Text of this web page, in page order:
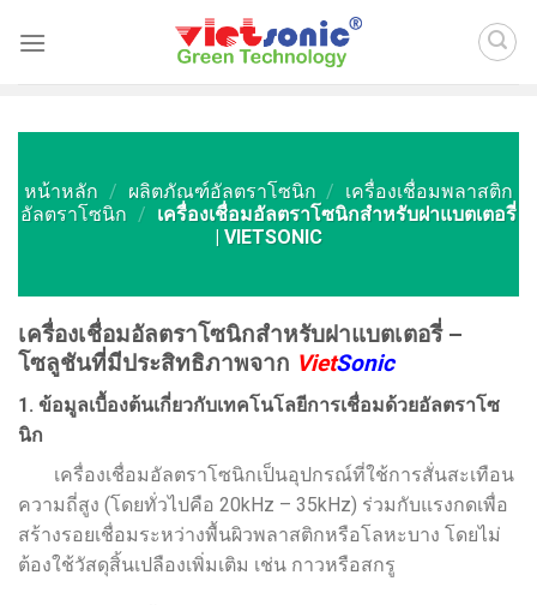
หน้าหลัก / ผลิตภัณฑ์อัลตราโซนิก / เครื่องเชื่อมพลาสติก
อัลตราโซนิก / เครื่องเชื่อมอัลตราโซนิกสำหรับฝาแบตเตอรี่
| VIETSONIC
เครื่องเชื่อมอัลตราโซนิกสำหรับฝาแบตเตอรี่ –
โซลูชันที่มีประสิทธิภาพจาก VietSonic
1. ข้อมูลเบื้องต้นเกี่ยวกับเทคโนโลยีการเชื่อมด้วยอัลตราโซ
นิก
เครื่องเชื่อมอัลตราโซนิกเป็นอุปกรณ์ที่ใช้การสั่นสะเทือน
ความถี่สูง (โดยทั่วไปคือ 20kHz – 35kHz) ร่วมกับแรงกดเพื่อ
สร้างรอยเชื่อมระหว่างพื้นผิวพลาสติกหรือโลหะบาง โดยไม่
ต้องใช้วัสดุสิ้นเปลืองเพิ่มเติม เช่น กาวหรือสกรู